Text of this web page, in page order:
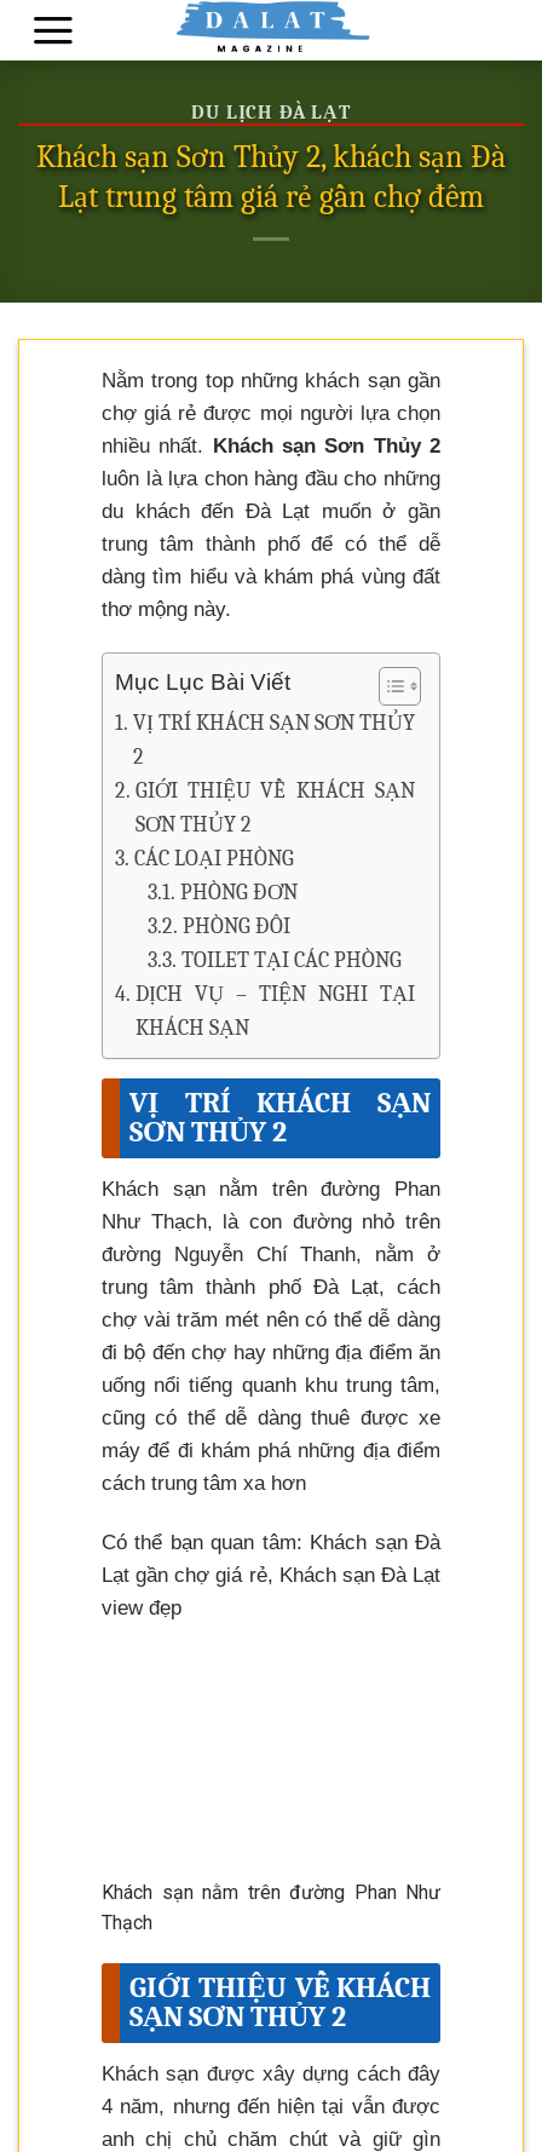
Skip
DU LỊCH ĐÀ LẠT
Khách sạn Sơn Thủy 2, khách sạn Đà
Lạt trung tâm giá rẻ gần chợ đêm
Nằm trong top những khách sạn gần
chợ giá rẻ được mọi người lựa chọn
nhiều nhất. Khách sạn Sơn Thủy 2
luôn là lựa chon hàng đầu cho những
du khách đến Đà Lạt muốn ở gần
trung tâm thành phố để có thể dễ
dàng tìm hiểu và khám phá vùng đất
thơ mộng này.
Mục Lục Bài Viết
VỊ TRÍ KHÁCH SẠN SƠN THỦY
2
GIỚI THIỆU VỀ KHÁCH SẠN
SƠN THỦY 2
CÁC LOẠI PHÒNG
PHÒNG ĐƠN
PHÒNG ĐÔI
TOILET TẠI CÁC PHÒNG
DỊCH VỤ – TIỆN NGHI TẠI
KHÁCH SẠN
VỊ TRÍ KHÁCH SẠN
SƠN THỦY 2
Khách sạn nằm trên đường Phan
Như Thạch, là con đường nhỏ trên
đường Nguyễn Chí Thanh, nằm ở
trung tâm thành phố Đà Lạt, cách
chợ vài trăm mét nên có thể dễ dàng
đi bộ đến chợ hay những địa điểm ăn
uống nổi tiếng quanh khu trung tâm,
cũng có thể dễ dàng thuê được xe
máy để đi khám phá những địa điểm
cách trung tâm xa hơn
Có thể bạn quan tâm: Khách sạn Đà
Lạt gần chợ giá rẻ, Khách sạn Đà Lạt
view đẹp
Khách sạn nằm trên đường Phan Như
Thạch
GIỚI THIỆU VỀ KHÁCH
SẠN SƠN THỦY 2
Khách sạn được xây dựng cách đây
4 năm, nhưng đến hiện tại vẫn được
anh chị chủ chăm chút và giữ gìn